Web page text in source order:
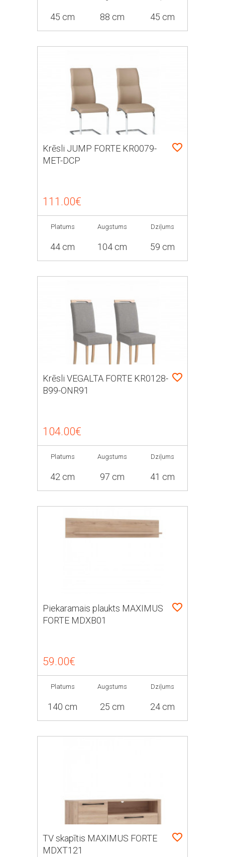
45 cm 88 cm 45 cm
Krēsli JUMP FORTE KR0079-
MET-DCP
111.00€
Platums
44 cm
Augstums
104 cm
Dziļums
59 cm
Krēsli VEGALTA FORTE KR0128-
B99-ONR91
104.00€
Platums
42 cm
Augstums
97 cm
Dziļums
41 cm
Piekaramais plaukts MAXIMUS
FORTE MDXB01
59.00€
Platums
140 cm
Augstums
25 cm
Dziļums
24 cm
TV skapītis MAXIMUS FORTE
MDXT121